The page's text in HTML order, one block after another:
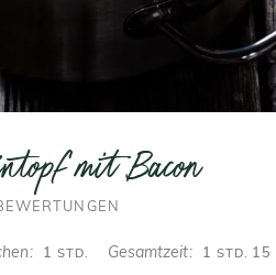
mit Bacon
1 STUNDE
STD. Gesamtzeit 1 STUNDE
STD. 15